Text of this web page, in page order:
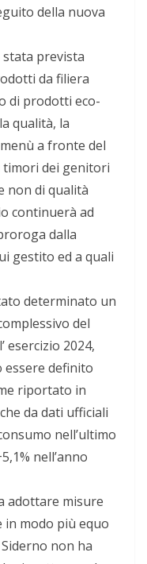
della nuova
stata prevista
da filiera
di prodotti eco-
qualità, la
a fronte del
timori dei genitori
non di qualità
continuerà ad
dalla
gestito ed a quali
determinato un
del
esercizio 2024,
essere definito
riportato in
da dati ufficiali
nell’ultimo
nell’anno
adottare misure
modo più equo
non ha